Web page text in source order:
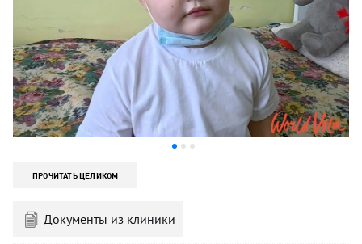
ПРОЧИТАТЬ ЦЕЛИКОМ
Документы из клиники